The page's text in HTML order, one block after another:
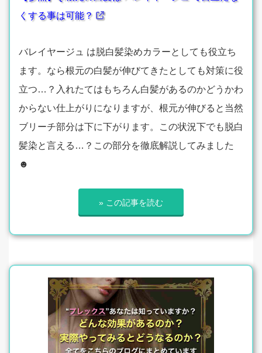
くする事は可能？
バレイヤージュ は脱白髪染めカラーとしても役立ち
ます。なら根元の白髪が伸びてきたとしても対策に役
立つ…？入れたてはもちろん白髪があるのかどうかわ
からない仕上がりになりますが、根元が伸びると当然
ブリーチ部分は下に下がります。この状況下でも脱白
髪染と言える…？この部分を徹底解説してみました
☻
» この記事を読む